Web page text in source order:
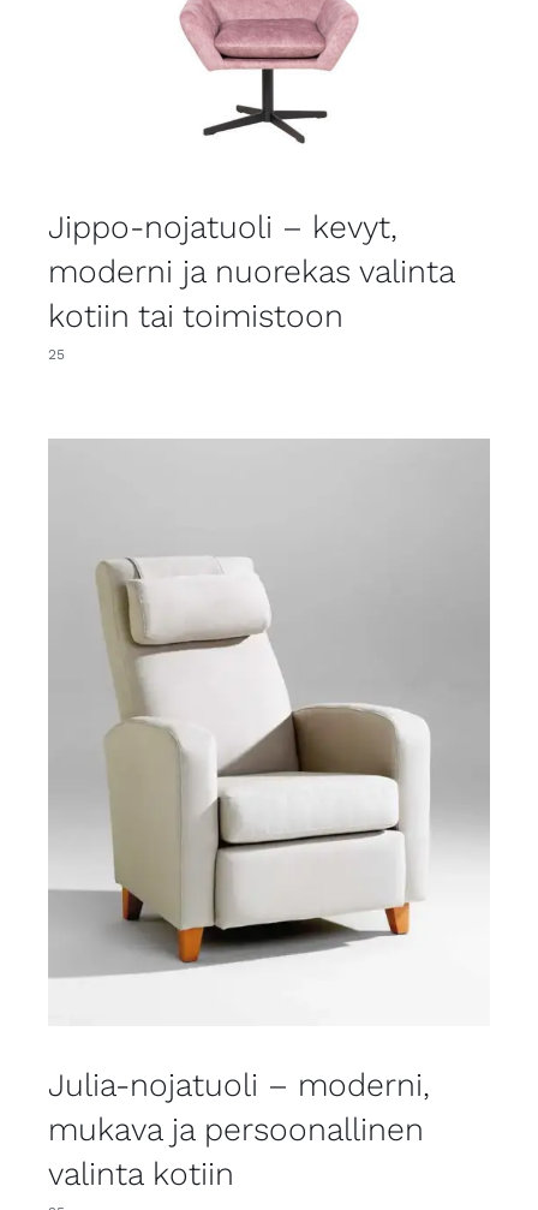
Jippo-nojatuoli – kevyt,
moderni ja nuorekas valinta
kotiin tai toimistoon
25
Julia-nojatuoli – moderni,
mukava ja persoonallinen
valinta kotiin